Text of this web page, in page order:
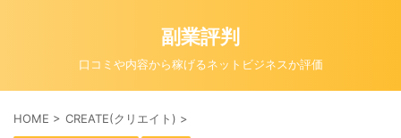
副業評判
口コミや内容から稼げるネットビジネスか評価
HOME > CREATE(クリエイト) >